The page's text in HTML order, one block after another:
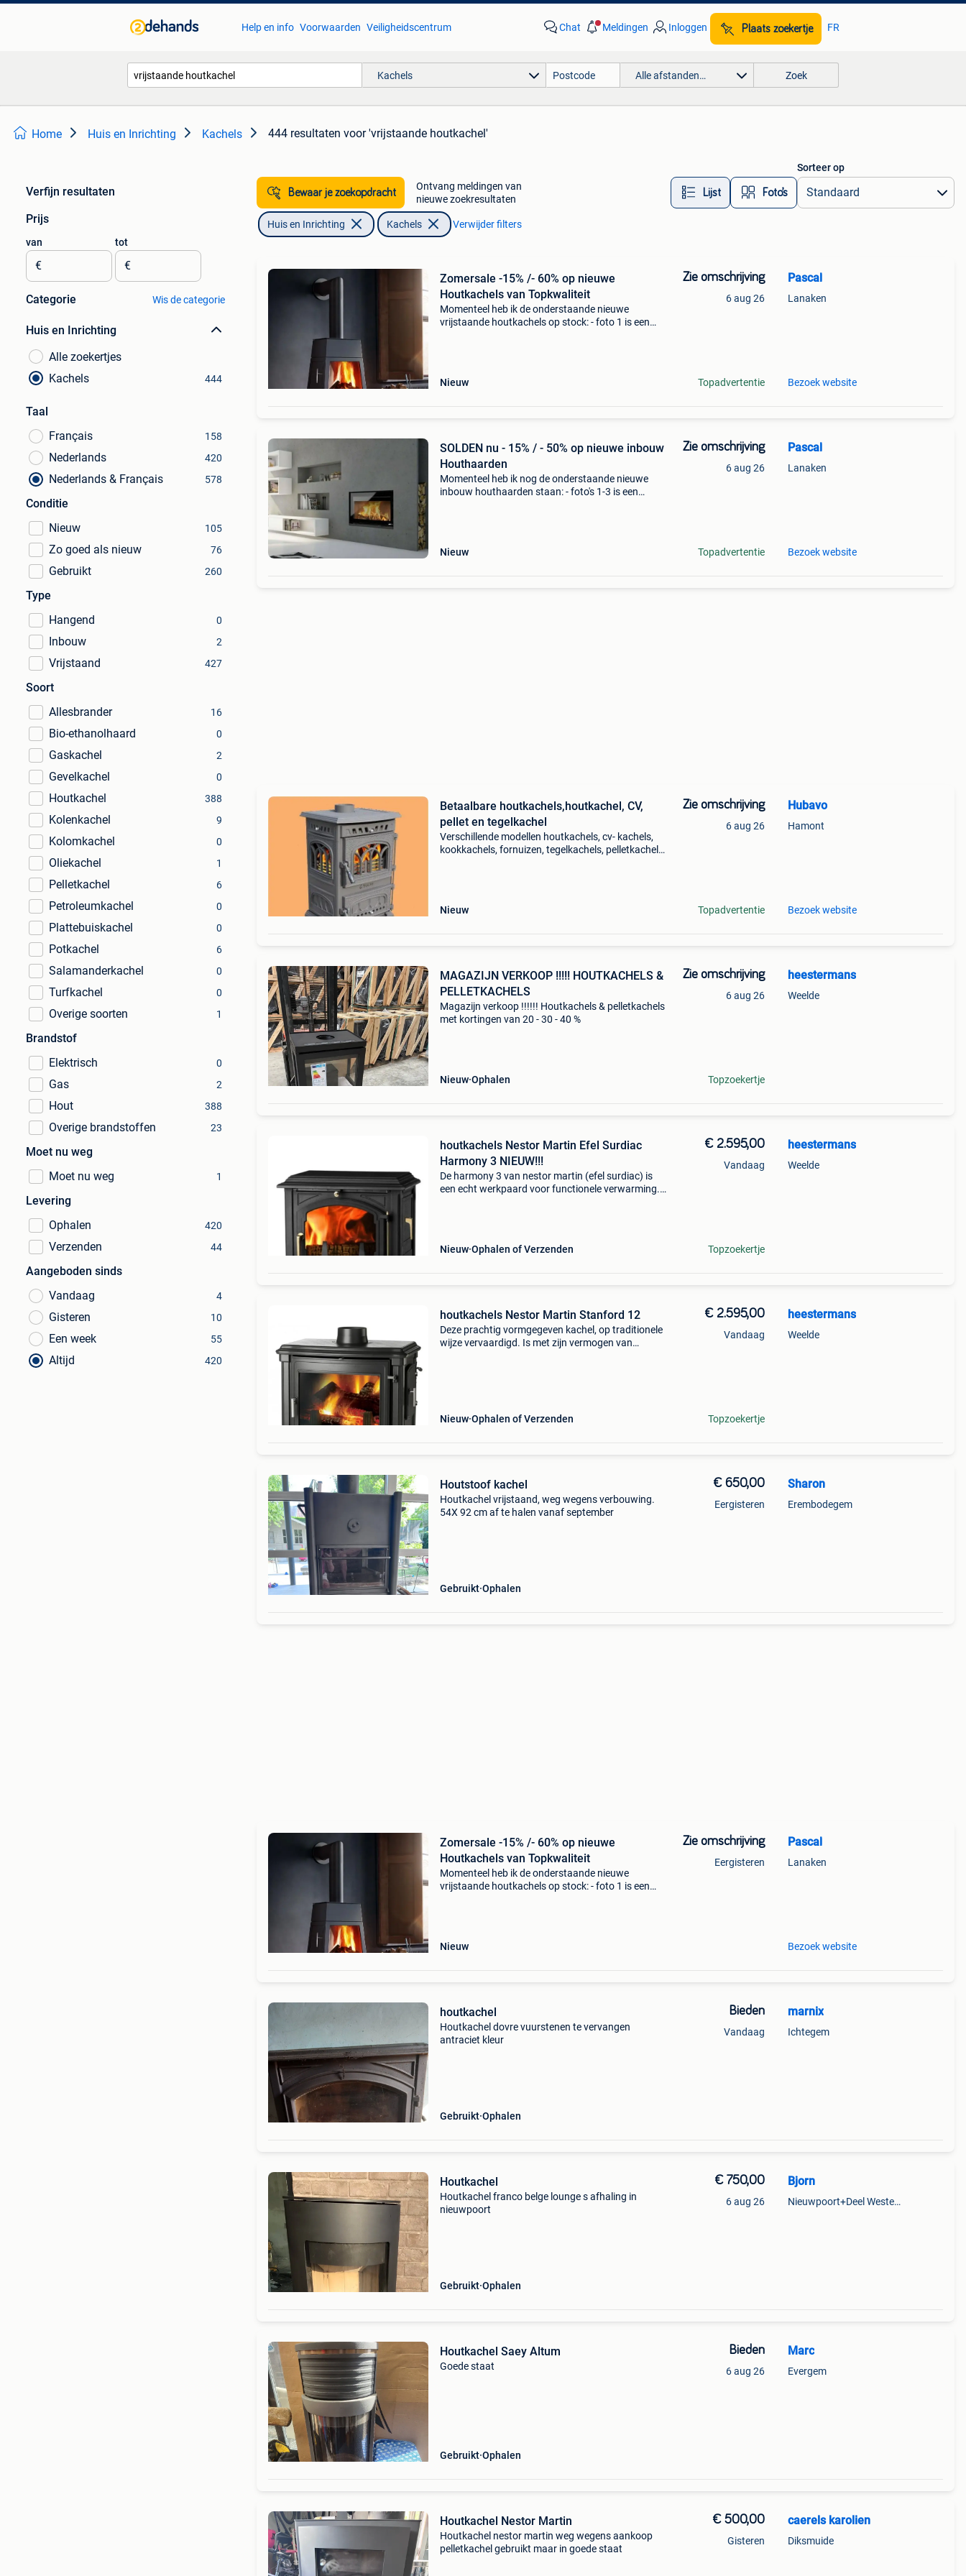
Help en info Voorwaarden Veiligheidscentrum Chat Meldingen Inloggen Plaats zoekertje FR
Kachels Alle afstanden… Zoek
Home Huis en Inrichting Kachels 444 resultaten voor 'vrijstaande houtkachel'
Verfijn resultaten
Prijs
van
€
tot
€
Categorie Wis de categorie
Huis en Inrichting
Alle zoekertjes
Kachels
444
Taal
Français
158
Nederlands 420
Nederlands & Français 578
Conditie
Nieuw
105
Zo goed als nieuw 76
Gebruikt 260
Type
Hangend
0
Inbouw 2
Vrijstaand 427
Soort
Allesbrander
16
Bio-ethanolhaard 0
Gaskachel 2
Gevelkachel 0
Houtkachel 388
Kolenkachel 9
Kolomkachel 0
Oliekachel 1
Pelletkachel 6
Petroleumkachel 0
Plattebuiskachel 0
Potkachel 6
Salamanderkachel 0
Turfkachel 0
Overige soorten 1
Brandstof
Elektrisch
0
Gas 2
Hout 388
Overige brandstoffen 23
Moet nu weg
Moet nu weg
1
Levering
Ophalen
420
Verzenden 44
Aangeboden sinds
Vandaag
4
Gisteren 10
Een week 55
Altijd 420
Bewaar je zoekopdracht
Ontvang meldingen van
nieuwe zoekresultaten
Lijst Foto’s
Sorteer op
Huis en Inrichting Kachels Verwijder filters
Zomersale -15% /- 60% op nieuwe
Houtkachels van Topkwaliteit
Momenteel heb ik de onderstaande nieuwe
vrijstaande houtkachels op stock: - foto 1 is een
Nieuw
Zie omschrijving
6 aug 26
Topadvertentie
Pascal
Lanaken
Bezoek website
SOLDEN nu - 15% / - 50% op nieuwe inbouw
Houthaarden
Momenteel heb ik nog de onderstaande nieuwe
inbouw houthaarden staan: - foto's 1-3 is een
Nieuw
Zie omschrijving
6 aug 26
Topadvertentie
Pascal
Lanaken
Bezoek website
Betaalbare houtkachels,houtkachel, CV,
pellet en tegelkachel
Verschillende modellen houtkachels, cv- kachels,
kookkachels, fornuizen, tegelkachels, pelletkachels
Nieuw
Zie omschrijving
6 aug 26
Topadvertentie
Hubavo
Hamont
Bezoek website
MAGAZIJN VERKOOP !!!!! HOUTKACHELS &
PELLETKACHELS
Magazijn verkoop !!!!!! Houtkachels & pelletkachels
met kortingen van 20 - 30 - 40 %
Nieuw Ophalen
Zie omschrijving
6 aug 26
Topzoekertje
heestermans
Weelde
houtkachels Nestor Martin Efel Surdiac
Harmony 3 NIEUW!!!
De harmony 3 van nestor martin (efel surdiac) is
een echt werkpaard voor functionele verwarming.
Nieuw Ophalen of Verzenden
€ 2.595,00
Vandaag
Topzoekertje
heestermans
Weelde
houtkachels Nestor Martin Stanford 12
Deze prachtig vormgegeven kachel, op traditionele
wijze vervaardigd. Is met zijn vermogen van
Nieuw Ophalen of Verzenden
€ 2.595,00
Vandaag
Topzoekertje
heestermans
Weelde
Houtstoof kachel
Houtkachel vrijstaand, weg wegens verbouwing.
54X 92 cm af te halen vanaf september
Gebruikt Ophalen
€ 650,00
Eergisteren
Sharon
Erembodegem
Zomersale -15% /- 60% op nieuwe
Houtkachels van Topkwaliteit
Momenteel heb ik de onderstaande nieuwe
vrijstaande houtkachels op stock: - foto 1 is een
Nieuw
Zie omschrijving
Eergisteren
Pascal
Lanaken
Bezoek website
houtkachel
Houtkachel dovre vuurstenen te vervangen
antraciet kleur
Gebruikt Ophalen
Bieden
Vandaag
marnix
Ichtegem
Houtkachel
Houtkachel franco belge lounge s afhaling in
nieuwpoort
Gebruikt Ophalen
€ 750,00
6 aug 26
Bjorn
Nieuwpoort+Deel Westende
Houtkachel Saey Altum
Goede staat
Gebruikt Ophalen
Bieden
6 aug 26
Marc
Evergem
Houtkachel Nestor Martin
Houtkachel nestor martin weg wegens aankoop
pelletkachel gebruikt maar in goede staat
€ 500,00
Gisteren
caerels karolien
Diksmuide